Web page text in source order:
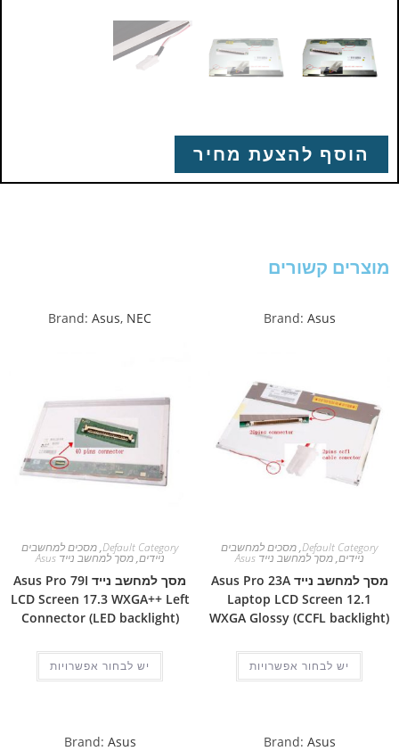
הוסף להצעת מחיר
מוצרים קשורים
Brand: Asus
Default Category
,מסכים למחשבים
ניידים,מסך למחשב נייד Asus
מסך למחשב נייד Asus Pro 23A
Laptop LCD Screen 12.1
WXGA Glossy (CCFL backlight)
יש לבחור אפשרויות
Brand: Asus, NEC
Default Category
,מסכים למחשבים
ניידים,מסך למחשב נייד Asus
מסך למחשב נייד Asus Pro 79I
LCD Screen 17.3 WXGA++ Left
Connector (LED backlight)
יש לבחור אפשרויות
Brand: Asus
Brand: Asus